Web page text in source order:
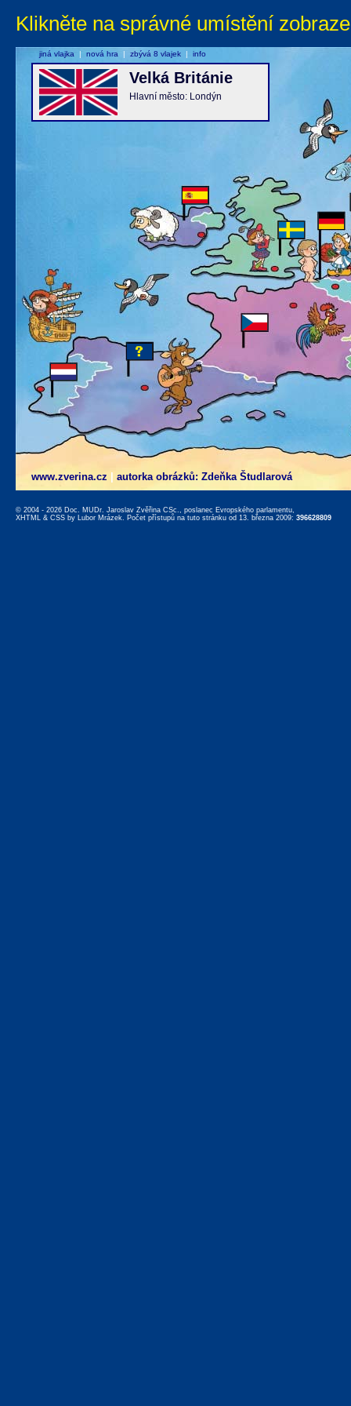
Klikněte na správné umístění
www.zverina.cz autorka obrázků: Zdeňka Študlarová
Velká Británie
Hlavní město: Londýn
jiná vlajka | nová hra | zbývá 8 vlajek | info
© 2004 - 2026 Doc. MUDr. Jaroslav Zvěřina CSc., poslanec Evropského parlamentu,
XHTML & CSS by Lubor Mrázek. Počet přístupů na tuto stránku od 13. března 2009: 396628809